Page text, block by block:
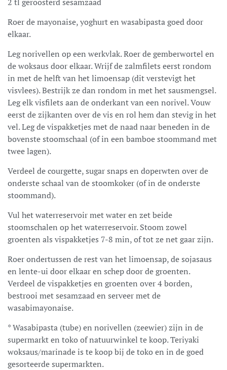
Roer de mayonaise, yoghurt en wasabipasta goed door
elkaar.
Leg norivellen op een werkvlak. Roer de gemberwortel en
de woksaus door elkaar. Wrijf de zalmfilets eerst rondom
in met de helft van het limoensap (dit verstevigt het
visvlees). Bestrijk ze dan rondom in met het sausmengsel.
Leg elk visfilets aan de onderkant van een norivel. Vouw
eerst de zijkanten over de vis en rol hem dan stevig in het
vel. Leg de vispakketjes met de naad naar beneden in de
bovenste stoomschaal (of in een bamboe stoommand met
twee lagen).
Verdeel de courgette, sugar snaps en doperwten over de
onderste schaal van de stoomkoker (of in de onderste
stoommand).
Vul het waterreservoir met water en zet beide
stoomschalen op het waterreservoir. Stoom zowel
groenten als vispakketjes 7-8 min, of tot ze net gaar zijn.
Roer ondertussen de rest van het limoensap, de sojasaus
en lente-ui door elkaar en schep door de groenten.
Verdeel de vispakketjes en groenten over 4 borden,
bestrooi met sesamzaad en serveer met de
wasabimayonaise.
* Wasabipasta (tube) en norivellen (zeewier) zijn in de
supermarkt en toko of natuurwinkel te koop. Teriyaki
woksaus/marinade is te koop bij de toko en in de goed
gesorteerde supermarkten.